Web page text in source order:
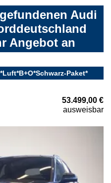
Audi
Angebot an
Paket*
53.499,00 €
ausweisbar